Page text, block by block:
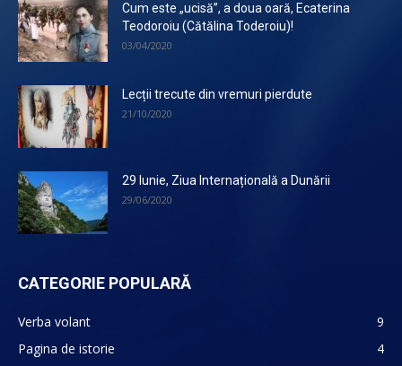
Cum este „ucisă”, a doua oară, Ecaterina
Teodoroiu (Cătălina Toderoiu)!
03/04/2020
Lecții trecute din vremuri pierdute
21/10/2020
29 Iunie, Ziua Internațională a Dunării
29/06/2020
CATEGORIE POPULARĂ
Verba volant
9
Pagina de istorie
4